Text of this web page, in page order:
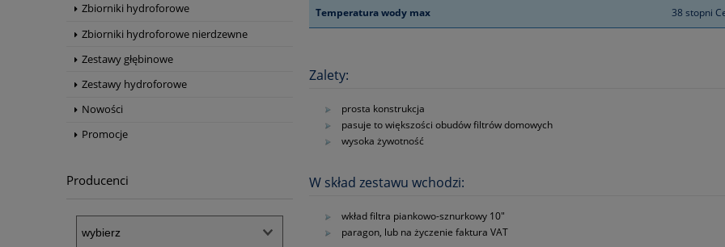
Zbiorniki hydroforowe
Zbiorniki hydroforowe nierdzewne
Zestawy głębinowe
Zestawy hydroforowe
Nowości
Promocje
Producenci
Temperatura wody max 38 stopni
Zalety:
prosta konstrukcja
pasuje to większości obudów filtrów domowych
wysoka żywotność
W skład zestawu wchodzi:
wkład filtra piankowo-sznurkowy 10"
paragon, lub na życzenie faktura VAT